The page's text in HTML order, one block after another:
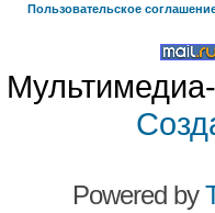
Пользовательское
Powered by